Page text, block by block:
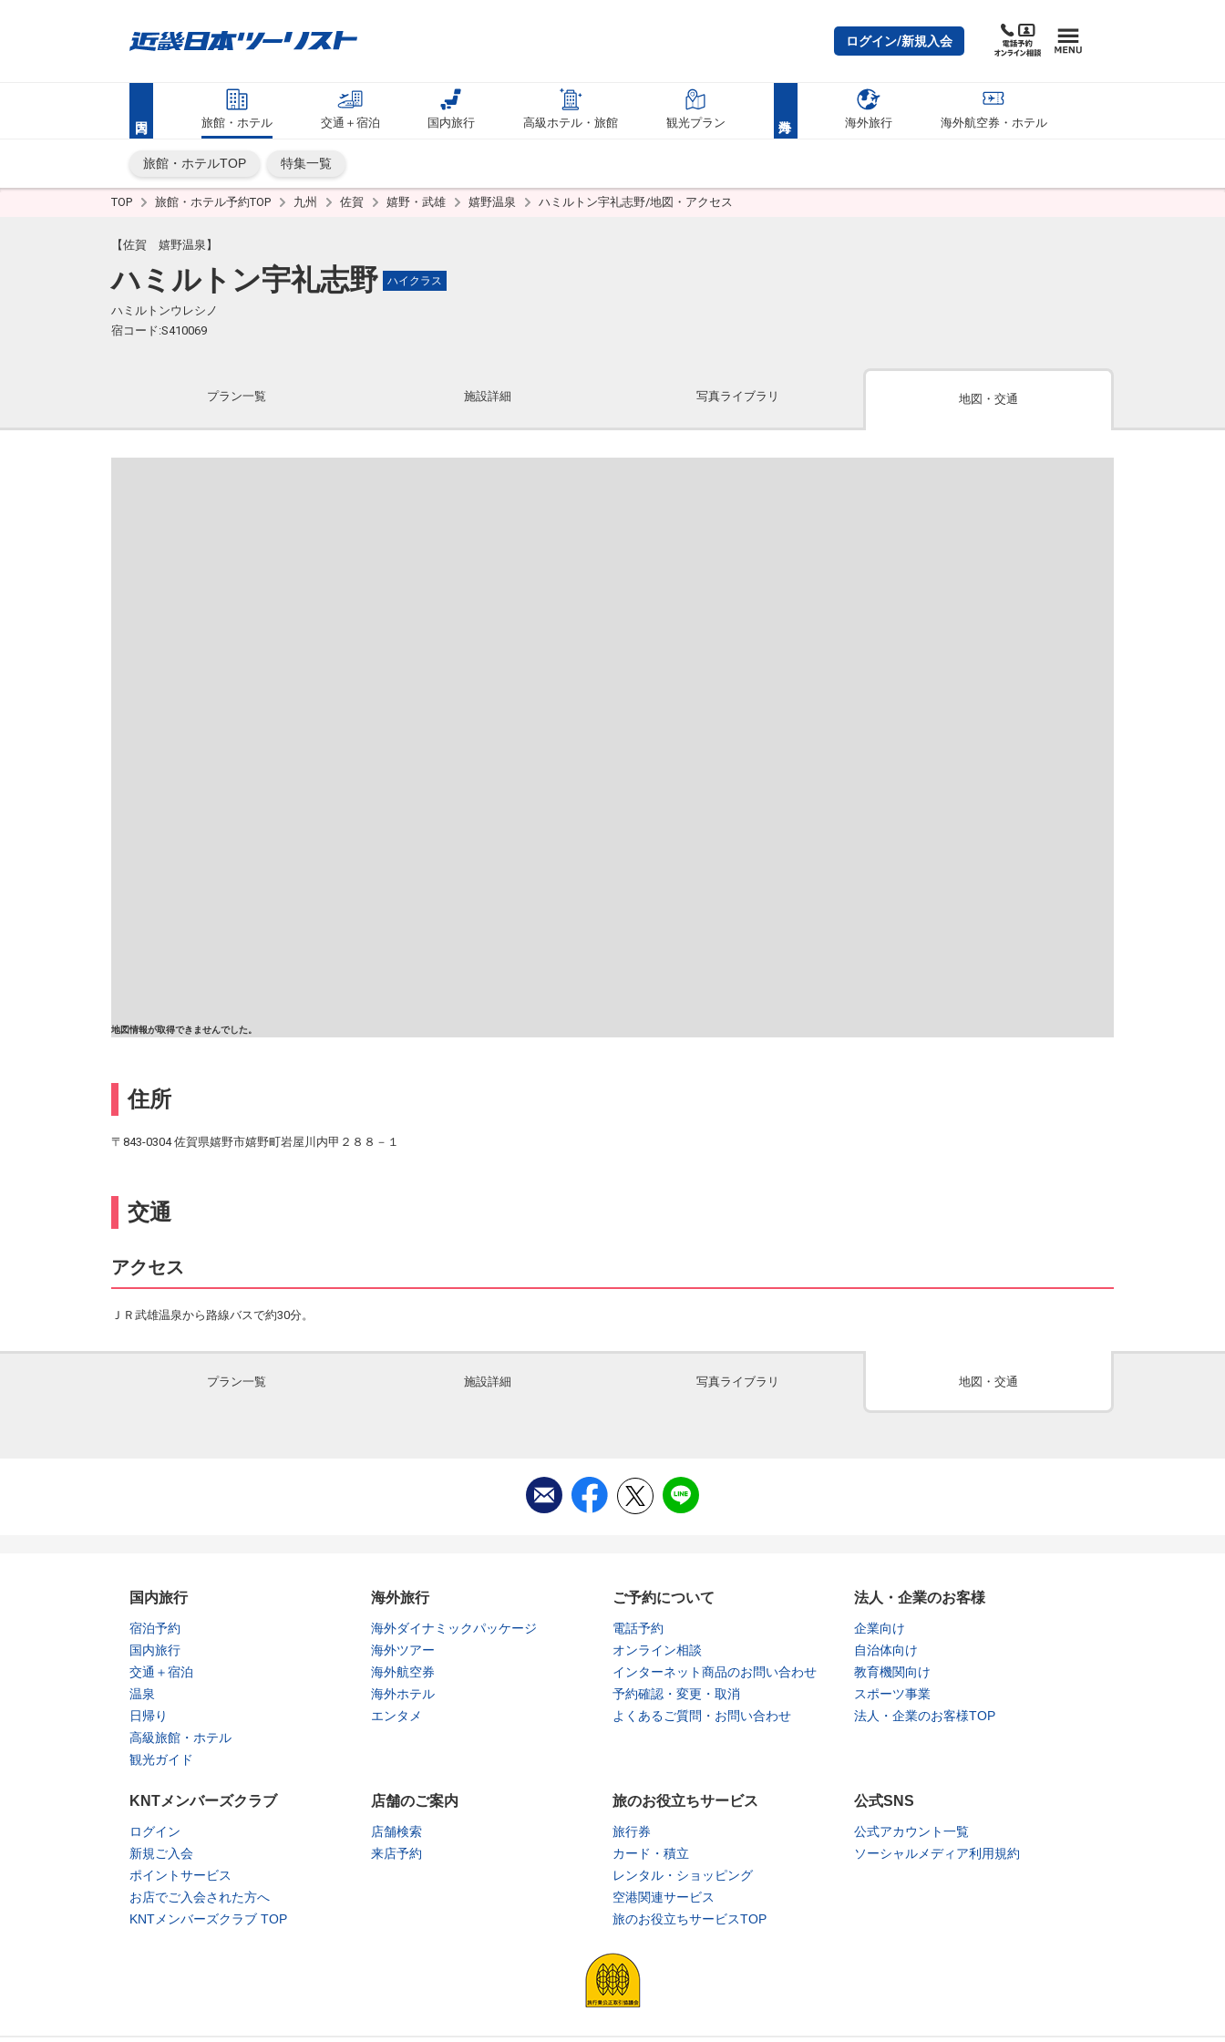
ログイン/新規入会
旅館・ホテル 交通＋宿泊 国内旅行 高級ホテル・旅館 観光プラン 海外旅行 海外航空券・ホテル
旅館・ホテルTOP 特集一覧
TOP 旅館・ホテル予約TOP 九州 佐賀 嬉野・武雄 嬉野温泉 ハミルトン宇礼志野/地図・アクセス
【佐賀 嬉野温泉】
ハミルトン宇礼志野 ハイクラス
ハミルトンウレシノ
宿コード:S410069
プラン一覧 施設詳細 写真ライブラリ 地図・交通
地図情報が取得できませんでした。
住所
〒843-0304 佐賀県嬉野市嬉野町岩屋川内甲２８８－１
交通
アクセス
ＪＲ武雄温泉から路線バスで約30分。
プラン一覧 施設詳細 写真ライブラリ 地図・交通
国内旅行
宿泊予約
国内旅行
交通＋宿泊
温泉
日帰り
高級旅館・ホテル
観光ガイド
海外旅行
海外ダイナミックパッケージ
海外ツアー
海外航空券
海外ホテル
エンタメ
ご予約について
電話予約
オンライン相談
インターネット商品のお問い合わせ
予約確認・変更・取消
よくあるご質問・お問い合わせ
法人・企業のお客様
企業向け
自治体向け
教育機関向け
スポーツ事業
法人・企業のお客様TOP
KNTメンバーズクラブ
ログイン
新規ご入会
ポイントサービス
お店でご入会された方へ
KNTメンバーズクラブ TOP
店舗のご案内
店舗検索
来店予約
旅のお役立ちサービス
旅行券
カード・積立
レンタル・ショッピング
空港関連サービス
旅のお役立ちサービスTOP
公式SNS
公式アカウント一覧
ソーシャルメディア利用規約